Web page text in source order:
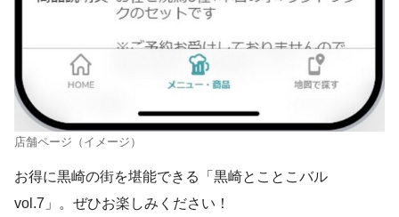
店舗ページ（イメージ）
お得に黒崎の街を堪能できる「黒崎とことこバル
vol.7」。ぜひお楽しみください！